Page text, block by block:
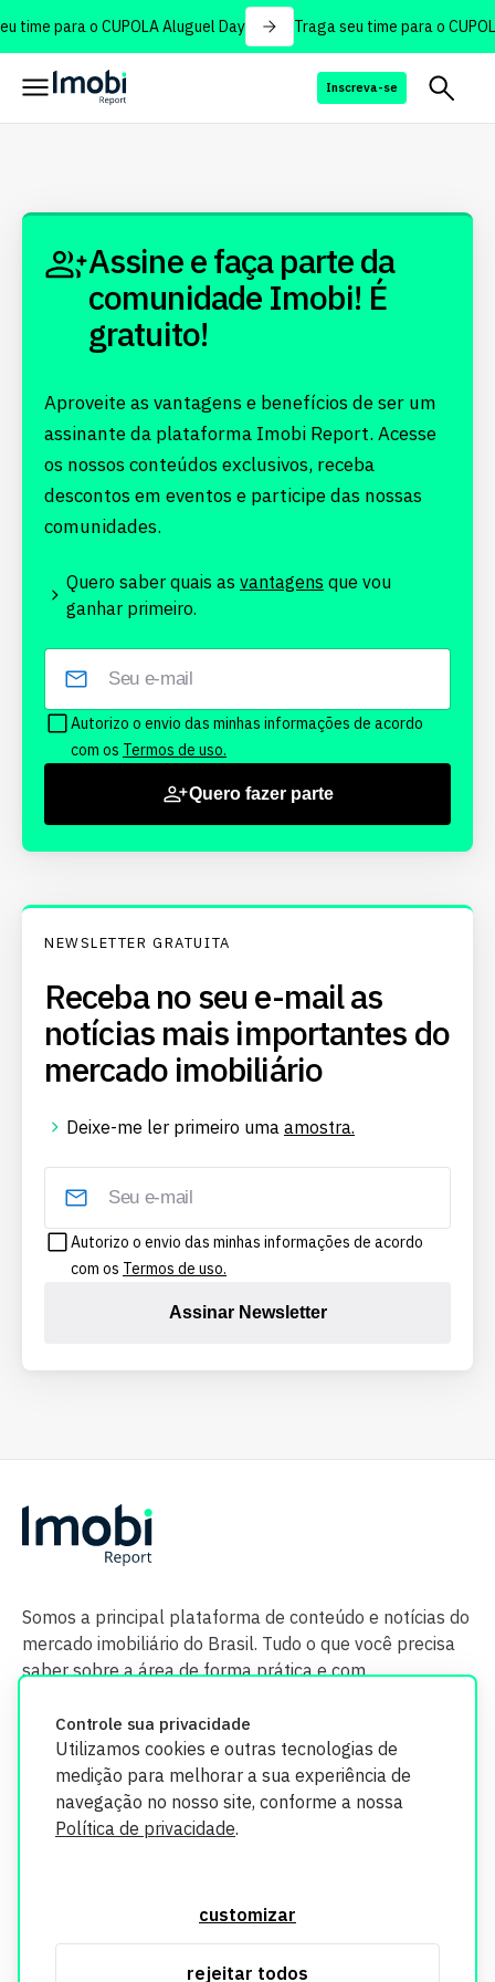
time para o CUPOLA Aluguel Day Traga seu time para o
Inscreva-se
Controle sua privacidade
Utilizamos cookies e outras tecnologias de
medição para melhorar a sua experiência de
navegação no nosso site, conforme a nossa
Política de privacidade.
customizar
rejeitar todos
Assine e faça parte da
comunidade Imobi! É
gratuito!
Aproveite as vantagens e benefícios de ser um
assinante da plataforma Imobi Report. Acesse
os nossos conteúdos exclusivos, receba
descontos em eventos e participe das nossas
comunidades.
Quero saber quais as vantagens que vou
ganhar primeiro.
Autorizo o envio das minhas informações de acordo
com os Termos de uso.
Quero fazer parte
NEWSLETTER GRATUITA
Receba no seu e-mail as
notícias mais importantes do
mercado imobiliário
Deixe-me ler primeiro uma amostra.
Autorizo o envio das minhas informações de acordo
com os Termos de uso.
Assinar Newsletter
Somos a principal plataforma de conteúdo e notícias do
mercado imobiliário do Brasil. Tudo o que você precisa
saber sobre a área de forma prática e com
segurança. Todos os dados coletados em nosso site são
utilizados exclusivamente para fins de aprimoramento de
informações, consulte nossa Política de Privacidade.